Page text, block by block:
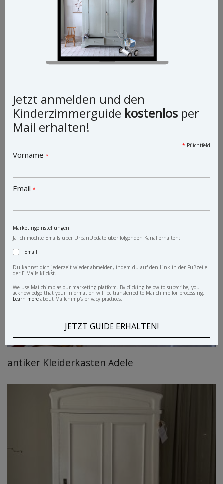
Vintage Schrank Dino
antiker Kleiderkasten Adele
Jetzt anmelden und den
Kinderzimmerguide kostenlos per
Mail erhalten!
* Pflichtfeld
Vorname*
Email*
Marketingeinstellungen
Ja ich möchte Emails über UrbanUpdate über folgenden Kanal erhalten:
Email
Du kannst dich jederzeit wieder abmelden, indem du auf den Link in der Fußzeile
der E-Mails klickst.
We use Mailchimp as our marketing platform. By clicking below to subscribe, you
acknowledge that your information will be transferred to Mailchimp for processing.
Learn moreabout Mailchimp's privacy practices.